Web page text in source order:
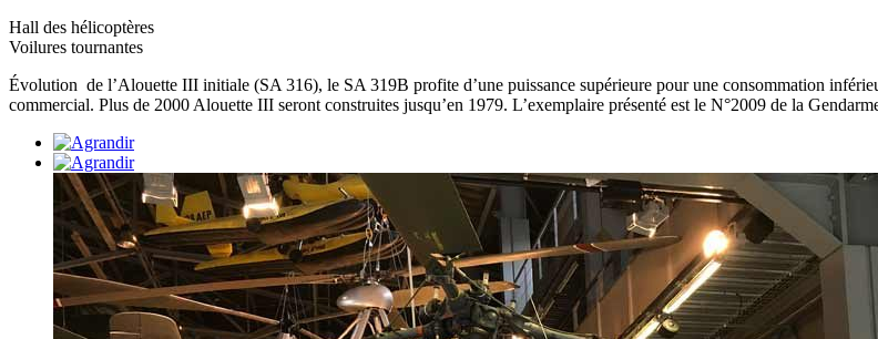
Hall des hélicoptères
Voilures tournantes
Évolution de l’Alouette III initiale (SA 316), le SA 319B profite d’une puissance supérieure pour une consommation
commercial. Plus de 2000 Alouette III seront construites jusqu’en 1979. L’exemplaire présenté est le N°2009 de la